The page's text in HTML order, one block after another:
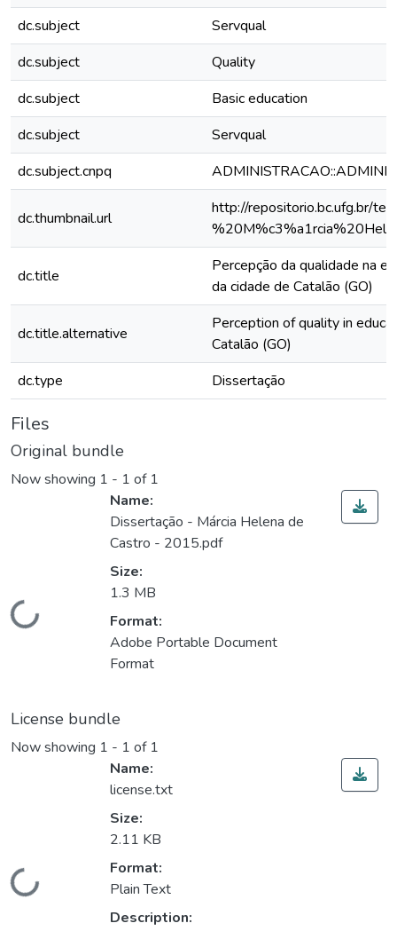
dc.subject
Servqual
dc.subject
Quality
dc.subject
Basic education
dc.subject
Servqual
dc.subject.cnpq
dc.thumbnail.url
http://repositorio.bc.ufg.br/
dc.title
Percepção da qualidade na
da cidade de Catalão (GO)
dc.title.alternative
Perception of quality in
Catalão (GO)
dc.type
Dissertação
Files
Original bundle
Now showing 1 - 1 of 1
Loading...
Name:
Dissertação - Márcia Helena de
Castro - 2015.pdf
Size:
1.3 MB
Format:
Adobe Portable Document
Format
License bundle
Now showing 1 - 1 of 1
Loading...
Name:
license.txt
Size:
2.11 KB
Format:
Plain Text
Description: